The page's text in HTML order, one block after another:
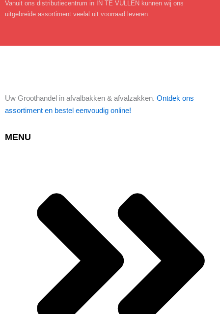
Vanuit ons distributiecentrum in IN TE VULLEN kunnen wij ons
uitgebreide assortiment veelal uit voorraad leveren.
Uw Groothandel in afvalbakken & afvalzakken. Ontdek ons
assortiment en bestel eenvoudig online!
MENU